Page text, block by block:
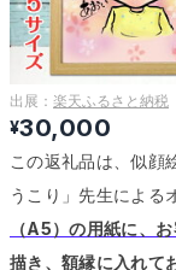
出展： 楽天ふるさと納税
¥30,000
この返礼品は、似顔
うこり」先生による
（A5）の用紙に、
描き、額縁に入れて